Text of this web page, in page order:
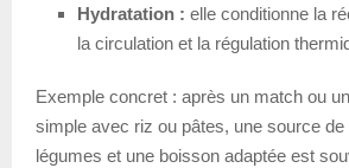
Hydratation : elle conditionne la
la circulation et la régulation
Exemple concret : après un match ou
simple avec riz ou pâtes, une source de
légumes et une boisson adaptée est